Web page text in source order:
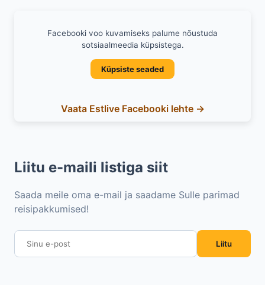
Facebooki voo kuvamiseks palume nõustuda
sotsiaalmeedia küpsistega.
Küpsiste seaded
Vaata Estlive Facebooki lehte →
Liitu e-maili listiga siit
Saada meile oma e-mail ja saadame Sulle parimad
reisipakkumised!
Liitu